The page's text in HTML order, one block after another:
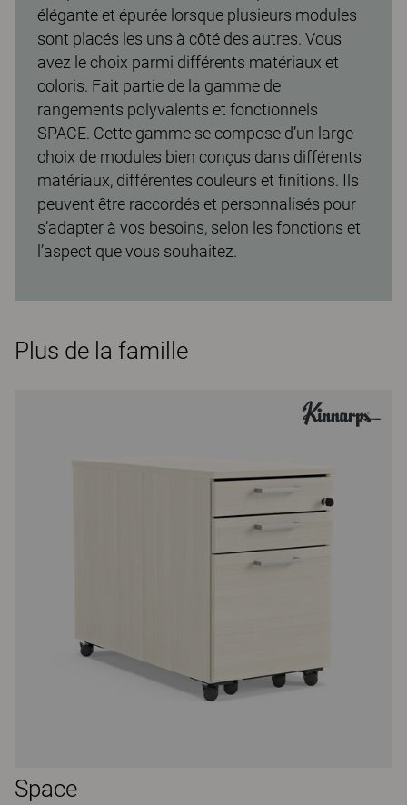
élégante et épurée lorsque plusieurs modules
sont placés les uns à côté des autres. Vous
avez le choix parmi différents matériaux et
coloris. Fait partie de la gamme de
rangements polyvalents et fonctionnels
SPACE. Cette gamme se compose d’un large
choix de modules bien conçus dans différents
matériaux, différentes couleurs et finitions. Ils
peuvent être raccordés et personnalisés pour
s’adapter à vos besoins, selon les fonctions et
l’aspect que vous souhaitez.
Plus de la famille
Space